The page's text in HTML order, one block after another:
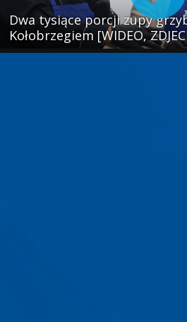
Dwa tysiące porcji zupy
Kołobrzegiem [WIDEO,